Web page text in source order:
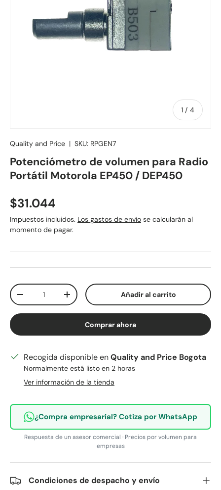
1 / de
4
Quality and Price | SKU: RPGEN7
Potenciómetro de volumen para Radio
Portátil Motorola EP450 / DEP450
Precio normal
$31.044
Impuestos incluidos. Los gastos de envío se calcularán al
momento de pagar.
Cant.
Disminuir cantidadAumentar la cantidadAñadir al carrito
Comprar ahora
Recogida disponible enQuality and Price Bogota
Normalmente está listo en 2 horas
Ver información de la tienda
¿Compra empresarial? Cotiza por WhatsApp
Respuesta de un asesor comercial · Precios por volumen para
empresas
Condiciones de despacho y envío